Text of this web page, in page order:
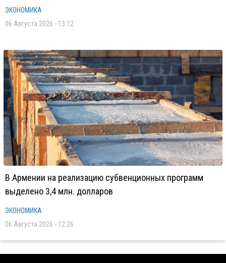
ЭКОНОМИКА
06 Августа 2026 - 13:12
В Армении на реализацию субвенционных программ
выделено 3,4 млн. долларов
ЭКОНОМИКА
06 Августа 2026 - 12:26